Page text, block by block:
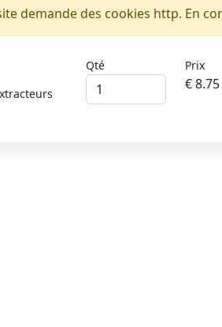
demande des cookies http. En
Qté Prix
€ 8.75